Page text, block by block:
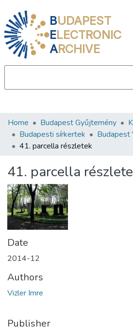
BUDAPEST
ELECTRONIC
ARCHIVE
Communities & Collections
All of DSpace
About us
Home Budapest Gyűjtemény
Budapesti sírkertek
41. parcella részletek
41. parcella
Date
2014-12
Authors
Vizler Imre
Publisher